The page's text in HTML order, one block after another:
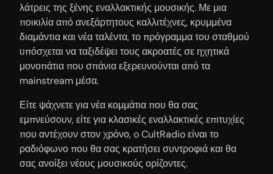
λάτρεις της ξένης εναλλακτικής μουσικής. Με μια
ποικιλία από ανεξάρτητους καλλιτέχνες, κρυμμένα
διαμάντια και νέα ταλέντα, το πρόγραμμα του σταθμού
υπόσχεται να ταξιδέψει τους ακροατές σε ηχητικά
μονοπάτια που σπάνια εξερευνούνται από τα
mainstream μέσα.
Είτε ψάχνετε για νέα κομμάτια που θα σας
εμπνεύσουν, είτε για κλασικές εναλλακτικές επιτυχίες
που αντέχουν στον χρόνο, o CultRadio είναι το
ραδιόφωνο που θα σας κρατήσει συντροφιά και θα
σας ανοίξει νέους μουσικούς ορίζοντες.